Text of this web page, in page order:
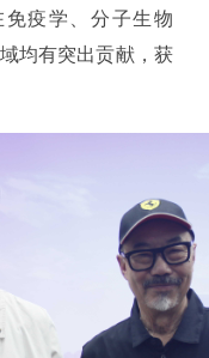
疫学、分子生物
均有突出贡献，获